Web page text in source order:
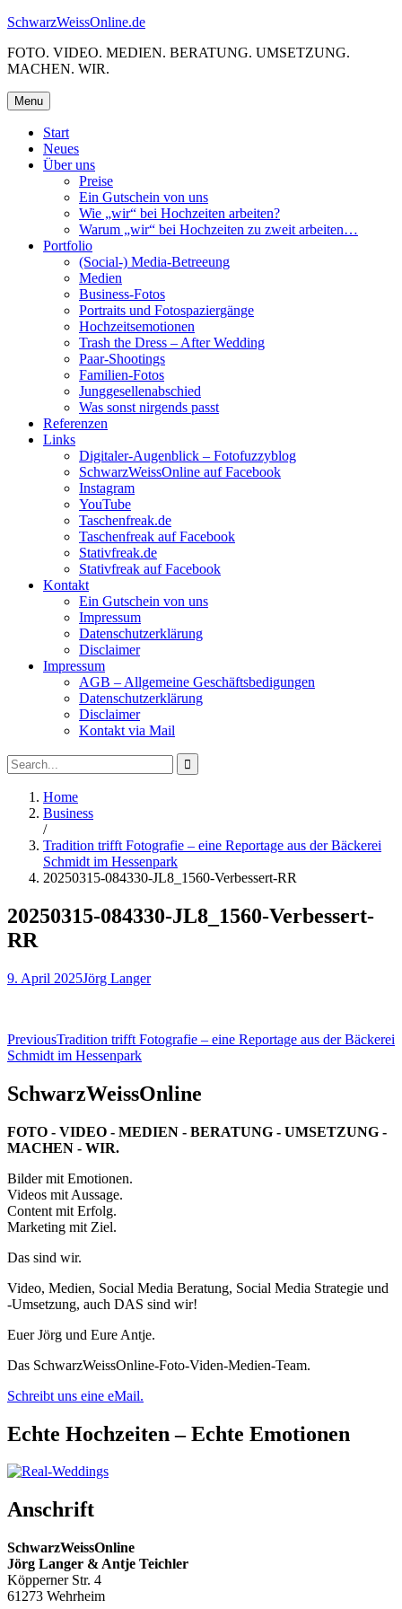
Skip
content
SchwarzWeissOnline.de
FOTO. VIDEO. MEDIEN. BERATUNG. UMSETZUNG.
MACHEN. WIR.
Menu
Start
Neues
Über uns
Preise
Ein Gutschein von uns
Wie „wir“ bei Hochzeiten arbeiten?
Warum „wir“ bei Hochzeiten zu zweit arbeiten…
Portfolio
(Social-) Media-Betreeung
Medien
Business-Fotos
Portraits und Fotospaziergänge
Hochzeitsemotionen
Trash the Dress – After Wedding
Paar-Shootings
Familien-Fotos
Junggesellenabschied
Was sonst nirgends passt
Referenzen
Links
Digitaler-Augenblick – Fotofuzzyblog
SchwarzWeissOnline auf Facebook
Instagram
YouTube
Taschenfreak.de
Taschenfreak auf Facebook
Stativfreak.de
Stativfreak auf Facebook
Kontakt
Ein Gutschein von uns
Impressum
Datenschutzerklärung
Disclaimer
Impressum
AGB – Allgemeine Geschäftsbedigungen
Datenschutzerklärung
Disclaimer
Kontakt via Mail
Search
Search
for:
Home
Business
/
Tradition trifft Fotografie – eine Reportage aus der Bäckerei
Schmidt im Hessenpark
20250315-084330-JL8_1560-Verbessert-RR
20250315-084330-JL8_1560-Verbessert-
RR
9. April 2025Jörg Langer
Beitragsnavigation
PreviousTradition trifft Fotografie – eine Reportage aus der Bäckerei
Schmidt im Hessenpark
SchwarzWeissOnline
FOTO - VIDEO - MEDIEN - BERATUNG - UMSETZUNG -
MACHEN - WIR.
Bilder mit Emotionen.
Videos mit Aussage.
Content mit Erfolg.
Marketing mit Ziel.
Das sind wir.
Video, Medien, Social Media Beratung, Social Media Strategie und
-Umsetzung, auch DAS sind wir!
Euer Jörg und Eure Antje.
Das SchwarzWeissOnline-Foto-Viden-Medien-Team.
Schreibt uns eine eMail.
Echte Hochzeiten – Echte Emotionen
Anschrift
SchwarzWeissOnline
Jörg Langer & Antje Teichler
Köpperner Str. 4
61273 Wehrheim